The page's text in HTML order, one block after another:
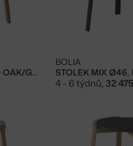
STOLEK MIX Ø46, OILED OAK/GRIGIO BOTTARGA MARBLE
BOLIA
4 - 6 týdnů, 32